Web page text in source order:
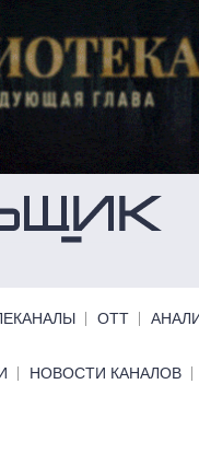
ОТТ
НОВОСТИ КАНАЛОВ